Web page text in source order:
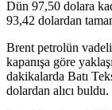
Dün 97,50 dolara
93,42 dolardan
Brent petrolün
kapanışa göre
dakikalarda Batı
dolardan alıcı buldu.